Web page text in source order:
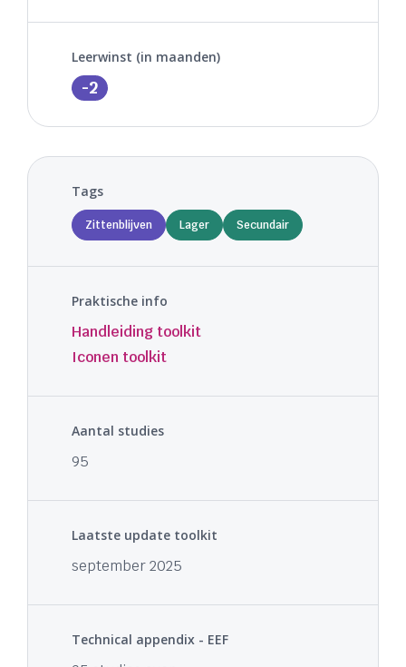
Leerwinst (in maanden)
-2
Tags
Zittenblijven Lager Secundair
Praktische info
Handleiding toolkit
Iconen toolkit
Aantal studies
95
Laatste update toolkit
september 2025
Technical appendix - EEF